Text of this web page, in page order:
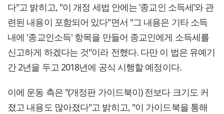
다"고 밝히고, "이 개정 세법 안에는 ‘종교인 소득세’와 관
련된 내용이 포함되어 있다"면서 "그 내용은 기타 소득
내에 '종교인소득' 항목을 만들어 종교인에게 소득세를
신고하게 하겠다는 것"이라 전했다. 다만 이 법은 유예기
간 2년을 두고 2018년에 공식 시행할 예정이다.
이에 운동 측은 "(개정판 가이드북이) 전보다 크기도 커
졌고 내용도 많아졌다"고 밝히고, "이 가이드북을 통해